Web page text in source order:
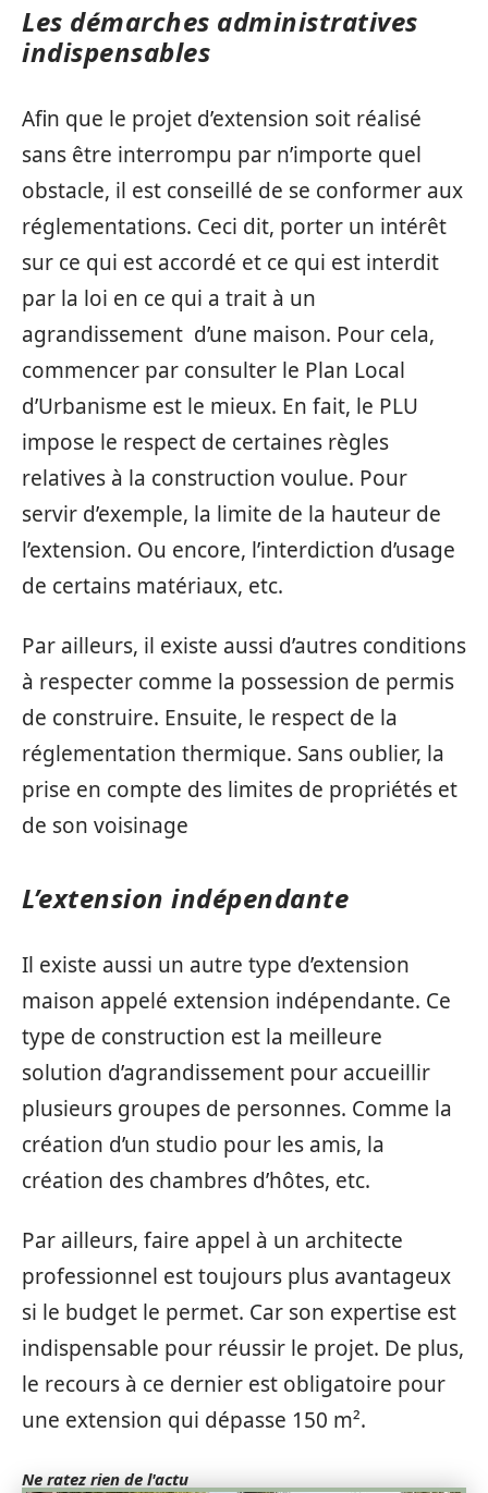
Les démarches administratives
indispensables
Afin que le projet d’extension soit réalisé
sans être interrompu par n’importe quel
obstacle, il est conseillé de se conformer aux
réglementations. Ceci dit, porter un intérêt
sur ce qui est accordé et ce qui est interdit
par la loi en ce qui a trait à un
agrandissement d’une maison. Pour cela,
commencer par consulter le Plan Local
d’Urbanisme est le mieux. En fait, le PLU
impose le respect de certaines règles
relatives à la construction voulue. Pour
servir d’exemple, la limite de la hauteur de
l’extension. Ou encore, l’interdiction d’usage
de certains matériaux, etc.
Par ailleurs, il existe aussi d’autres conditions
à respecter comme la possession de permis
de construire. Ensuite, le respect de la
réglementation thermique. Sans oublier, la
prise en compte des limites de propriétés et
de son voisinage
L’extension indépendante
Il existe aussi un autre type d’extension
maison appelé extension indépendante. Ce
type de construction est la meilleure
solution d’agrandissement pour accueillir
plusieurs groupes de personnes. Comme la
création d’un studio pour les amis, la
création des chambres d’hôtes, etc.
Par ailleurs, faire appel à un architecte
professionnel est toujours plus avantageux
si le budget le permet. Car son expertise est
indispensable pour réussir le projet. De plus,
le recours à ce dernier est obligatoire pour
une extension qui dépasse 150 m².
Ne ratez rien de l'actu